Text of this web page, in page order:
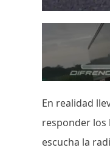
En realidad
responder los
escucha la